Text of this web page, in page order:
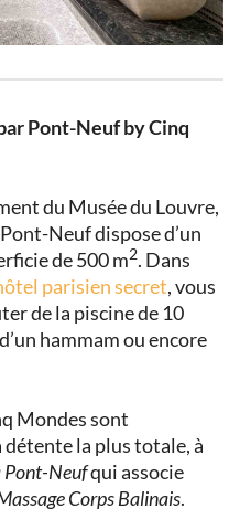
Pont-Neuf by Cinq
du Musée du Louvre,
Neuf dispose d’un
de 500 m2. Dans
parisien secret, vous
de la piscine de 10
hammam ou encore
Mondes sont
la plus totale, à
Pont-Neufqui associe
Corps Balinais.